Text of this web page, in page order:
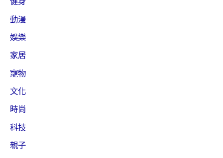
動漫
娛樂
家居
寵物
文化
時尚
科技
親子